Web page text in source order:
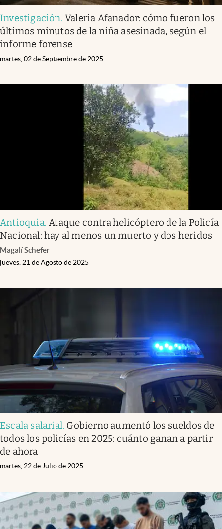
Investigación.Valeria Afanador: cómo fueron los
últimos minutos de la niña asesinada, según el
informe forense
martes, 02 de Septiembre de 2025
Antioquia. Ataque contra helicóptero de la Policía
Nacional: hay al menos un muerto y dos heridos
Magalí Schefer
jueves, 21 de Agosto de 2025
Escala salarial. Gobierno aumentó los sueldos de
todos los policías en 2025: cuánto ganan a partir
de ahora
martes, 22 de Julio de 2025